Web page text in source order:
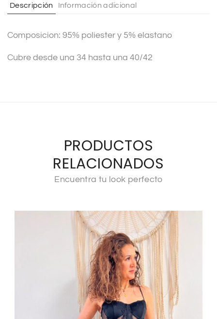
i
e
:
Descripción Información adicional
Composicion: 95% poliester y 5% elastano
Cubre desde una 34 hasta una 40/42
PRODUCTOS
RELACIONADOS
Encuentra tu look perfecto